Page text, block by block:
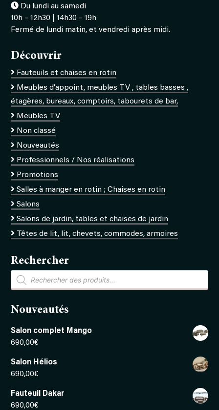
Du lundi au samedi
10h – 12h30 | 14h30 – 19h
Fermé de lundi matin, et vendredi après midi.
Découvrir
Fauteuils et chaises en rotin
Meubles d'appoint, meubles TV , tables basses ,
étagères, bureaux, comptoirs, tabourets de bar,
Meubles TV
Non classé
Nouveautés
Professionnels / Nos réalisations
Promotions
Salles à manger en rotin ; Chaises en rotin
Salons
Salons de jardin, tables et chaises de jardin
Têtes de lit, lit, chevets, commodes, armoires
Rechercher
Recherche
de
produits
Nouveautés
Salon complet Mango
690,00€
Salon Hélios
690,00€
Fauteuil Dakar
690,00€